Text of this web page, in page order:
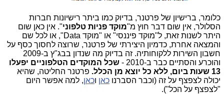
כלומר, ברישיון של פרטנר, בדיוק כמו ביתר רישיונות חברות
הסלולר, אין שום דבר חוץ מ"מוקד פניות טלפוני". אין כאן שום
היתר לשנות זאת, ל"מוקד פיננסי" או "מוקד Data", או לכל שם
והמצאה אחרת, כדמיון היצירתי של פרטנר, שרוצה לחסוך כסף על
חשבון השירות ללקוחותיה. זה בדיוק מה שנדון בבג"ץ ב-2009
והוכרע והסתיים כבר ב-2010 -
שכל המוקדים הטלפוניים יפעלו
13 שעות ביום, ללא כל יוצא מן הכלל.
פרטנר החליטה, שהיא
יכולה לצפצף על זה (וכבר הסברנו כאן וכאן, למה אפשר היום
"לצפצף על הכל").